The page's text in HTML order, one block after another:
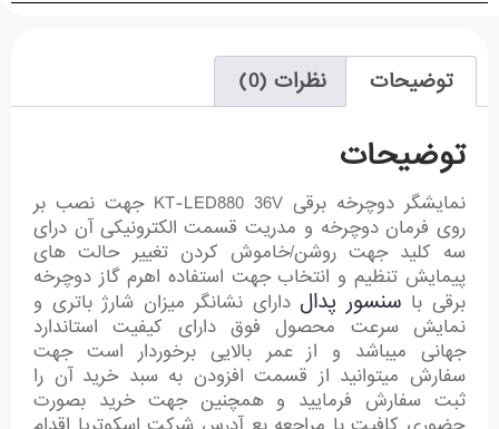
توضیحات نظرات (0)
توضیحات
نمایشگر دوچرخه برقی KT-LED880 36V جهت نصب بر
روی فرمان دوچرخه و مدریت قسمت الکترونیکی آن درای
سه کلید جهت روشن/خاموش کردن تغییر حالت های
پیمایش تنظیم و انتخاب جهت استفاده اهرم گاز دوچرخه
برقی با سنسور پدالدارای نشانگر میزان شارژ باتری و
نمایش سرعت محصول فوق دارای کیفیت استاندارد
جهانی میباشد و از عمر بالایی برخوردار است جهت
سفارش میتوانید از قسمت افزودن به سبد خرید آن را
ثبت سفارش فرمایید و همچنین جهت خرید بصورت